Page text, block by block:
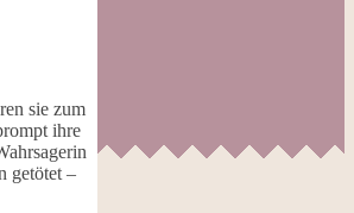
sie zum
ihre
getötet –